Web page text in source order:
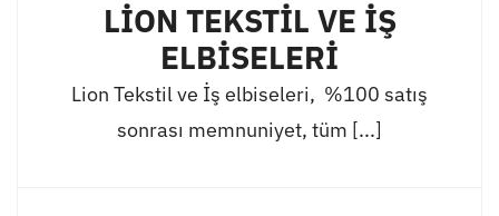
LİON TEKSTİL VE İŞ
ELBİSELERİ
Lion Tekstil ve İş elbiseleri, %100 satış
sonrası memnuniyet, tüm [...]